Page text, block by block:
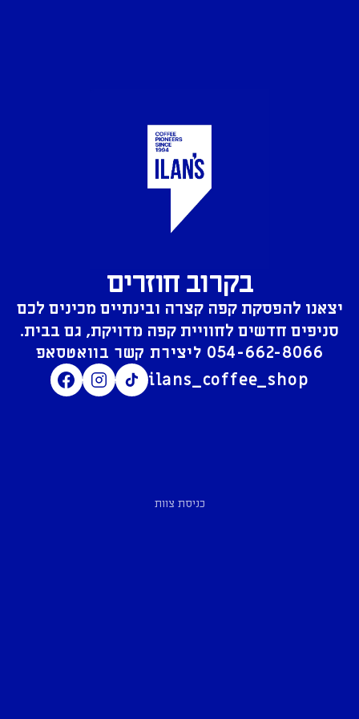
בקרוב חוזרים
יצאנו להפסקת קפה קצרה ובינתיים מכינים לכם
סניפים חדשים לחוויית קפה מדויקת, גם בבית.
054-662-8066
ilans_coffee_shop
כניסת צוות